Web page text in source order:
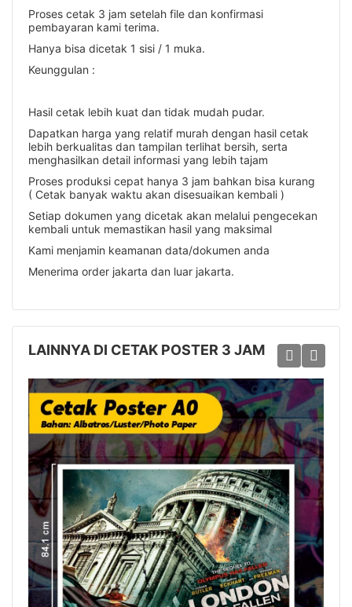
Proses cetak 3 jam setelah file dan konfirmasi
pembayaran kami terima.
Hanya bisa dicetak 1 sisi / 1 muka.
Keunggulan :
Hasil cetak lebih kuat dan tidak mudah pudar.
Dapatkan harga yang relatif murah dengan hasil cetak
lebih berkualitas dan tampilan terlihat bersih, serta
menghasilkan detail informasi yang lebih tajam
Proses produksi cepat hanya 3 jam bahkan bisa kurang
( Cetak banyak waktu akan disesuaikan kembali )
Setiap dokumen yang dicetak akan melalui pengecekan
kembali untuk memastikan hasil yang maksimal
Kami menjamin keamanan data/dokumen anda
Menerima order jakarta dan luar jakarta.
LAINNYA DI CETAK POSTER 3 JAM